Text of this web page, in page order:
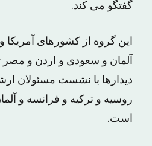
گفتگو می کند.
این گروه از کشورهای آمریکا
آلمان و سعودی و اردن و
دیدارها با نشست مسئولان
روسیه و ترکیه و فرانسه و
است.